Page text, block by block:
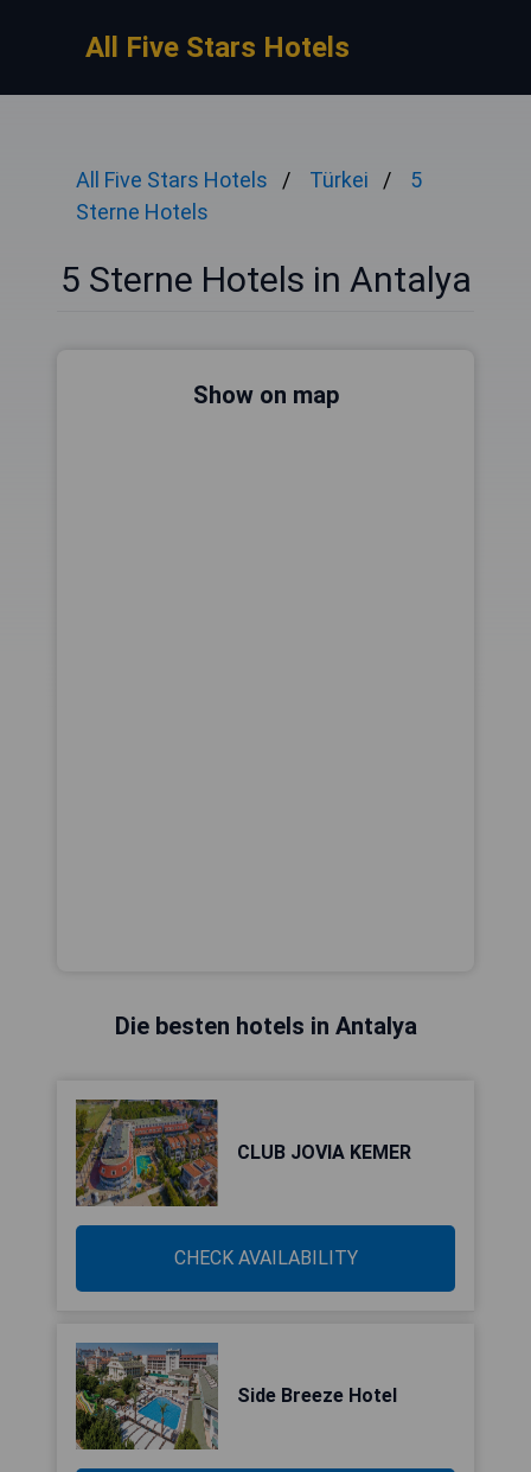
All Five Stars Hotels
All Five Stars Hotels Türkei
5
Sterne Hotels
5 Sterne Hotels in Antalya
Show on map
Die besten hotels in Antalya
CLUB JOVIA KEMER
CHECK AVAILABILITY
Side Breeze Hotel